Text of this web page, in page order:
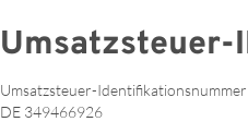
Umsatzsteuer-
Umsatzsteuer-
DE 349466926